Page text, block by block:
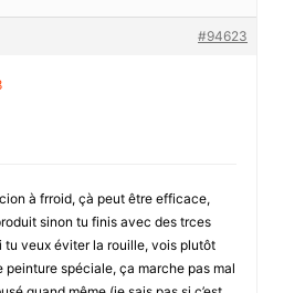
#94623
à frroid, çà peut être efficace,
sinon tu finis avec des trces
tu veux éviter la rouille, vois plutôt
peinture spéciale, ça marche pas mal